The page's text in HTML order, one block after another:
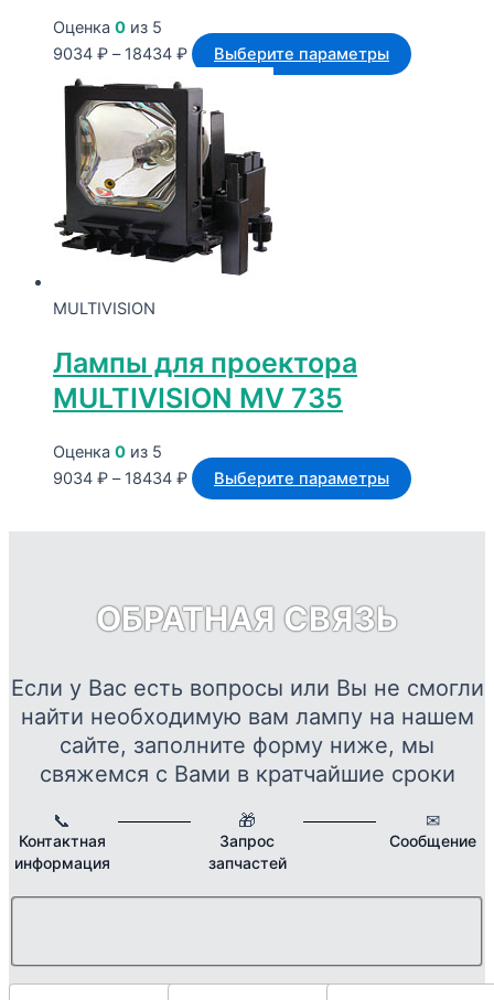
Оценка 0 из 5
9034 ₽ – 18434 ₽Диапазон
9034 ₽
18434 ₽
Выберите параметры
Этот
MULTIVISION
Лампы для проектора
MULTIVISION MV 735
Оценка 0 из 5
9034 ₽ – 18434 ₽Диапазон
цен:
9034 ₽
Выберите параметры
Этот
имеет
на
странице
товара.
ОБРАТНАЯ СВЯЗЬ
Если у Вас есть вопросы или Вы не смогли
найти необходимую вам лампу на нашем
сайте, заполните форму ниже, мы
свяжемся с Вами в кратчайшие сроки
📞
Контактная
информация
🎁
Запрос
запчастей
✉
Сообщение